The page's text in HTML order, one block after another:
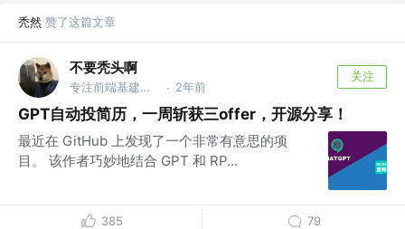
秃然 赞了这篇文章
不要秃头啊
专注前端基建，热衷量化投资 · 2年前
关注
GPT自动投简历，一周斩获三offer，开源分享！
最近在 GitHub 上发现了一个非常有意思的项
目。 该作者巧妙地结合 GPT 和 RP...
385 79